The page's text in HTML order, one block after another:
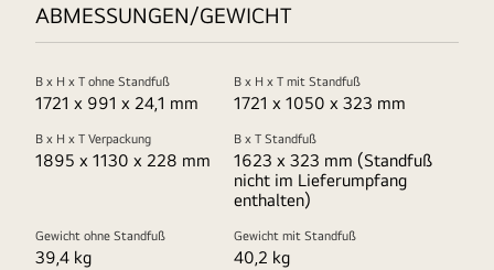
ABMESSUNGEN/GEWICHT
B x H x T ohne Standfuß
1721 x 991 x 24,1 mm
B x H x T mit Standfuß
1721 x 1050 x 323 mm
B x H x T Verpackung
1895 x 1130 x 228 mm
B x T Standfuß
1623 x 323 mm (Standfuß
nicht im Lieferumpfang
enthalten)
Gewicht ohne Standfuß
39,4 kg
Gewicht mit Standfuß
40,2 kg